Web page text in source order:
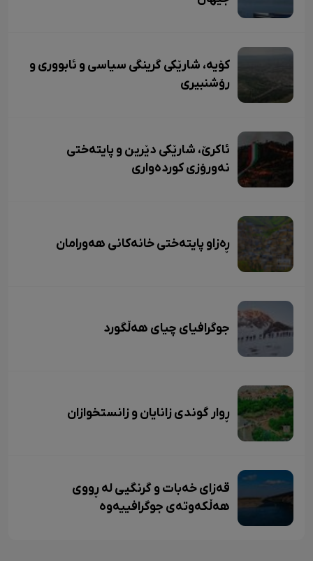
کۆیە، شارێکی گرینگی سیاسی و ئابووری و
رۆشنبیری
ئاکرێ، شارێکی دێرین و پایتەختی
نەورۆزی کوردەواری
ڕەزاو پایتەختی خانەکانی هەورامان
جوگرافیای چیای هەڵگورد
ڕوار گوندی زانایان و زانستخوازان
قەزای خەبات و گرنگیی لە ڕووی
هەڵکەوتەی جوگرافییەوە